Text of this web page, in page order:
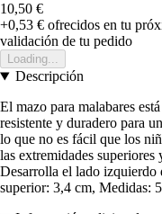
10,50 €
+0,53 € ofrecidos en tu
validación de tu pedido
Loading...
Descripción
El mazo para malabares
resistente y duradero para
lo que no es fácil que los
las extremidades
Desarrolla el lado izquierdo
superior: 3,4 cm, Medidas: